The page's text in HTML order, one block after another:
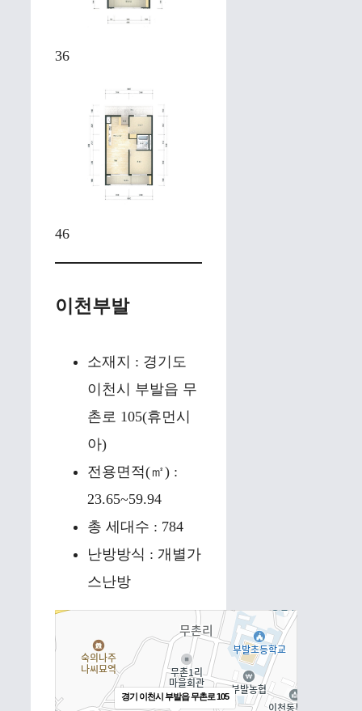
36
46
이천부발
소재지 : 경기도
이천시 부발읍 무
촌로 105(휴먼시
아)
전용면적(㎡) :
23.65~59.94
총 세대수 : 784
난방방식 : 개별가
스난방
경기 이천시 부발읍 무촌로 105